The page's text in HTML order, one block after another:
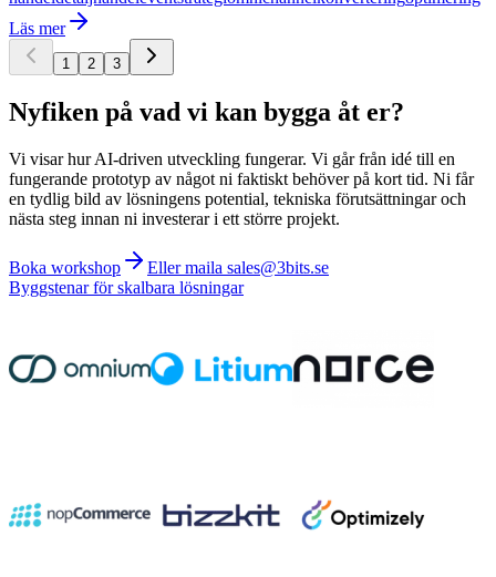
Läs mer
1 2 3
Nyfiken på vad vi kan bygga åt er?
Vi visar hur AI-driven utveckling fungerar. Vi går från idé till en
fungerande prototyp av något ni faktiskt behöver på kort tid. Ni får
en tydlig bild av lösningens potential, tekniska förutsättningar och
nästa steg innan ni investerar i ett större projekt.
Boka workshop
Eller maila sales@3bits.se
Byggstenar för skalbara lösningar